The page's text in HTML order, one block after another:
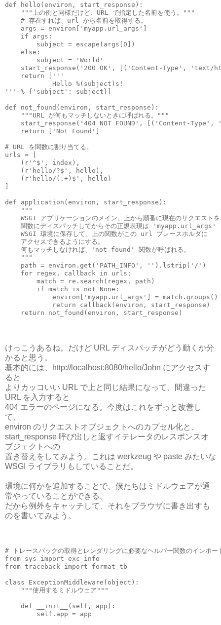
def hello(environ, start_response):
    """上の例と同様だけど、URL で指定した名前を使う。"""
    # 存在すれば、url から名前を取得する。
    args = environ['myapp.url_args']
    if args:
        subject = escape(args[0])
    else:
        subject = 'World'
start_response('200 OK', [('Content-Type', 'text/
    return ['''
            Hello %(subject)s!
''' % {'subject': subject}]
def not_found(environ, start_response):
    """URL が何もマッチしないときに呼ばれる。"""
start_response('404 NOT FOUND', [('Content-Type',
    return ['Not Found']
# URL を関数に割り当てる。
urls = [
    (r'^$', index),
    (r'hello/?$', hello),
    (r'hello/(.+)$', hello)
def application(environ, start_response):
    """
    WSGI アプリケーションのメイン。上から順番に現在のリクエストを
関数にディスパッチしてからその正規表現は 'myapp.url_args'
    WSGI 環境に保存して、上の関数がこの url プレースホルダに
    アクセスできるようにする。
    何もマッチしなければ、'not_found' 関数が呼ばれる。
    """
    path = environ.get('PATH_INFO', '').lstrip('/')
    for regex, callback in urls:
        match = re.search(regex, path)
        if match is not None:
            environ['myapp.url_args'] = match.groups()
            return callback(environ, start_response)
けっこうあるね。だけど URL ディスパッチがどう動くか分
かると思う。
基本的には、http://localhost:8080/hello/John にアクセスす
ると
よりカッコいい URL で上と同じ結果になって、間違った
URL を入力すると
404 エラーのページになる。今度はこれをずっと改善し
て、
environ のリクエストオブジェクトへのカプセル化と、
start_response 呼び出しと返すイテレータのレスポンスオ
ブジェクトへの
置き替えをしてみよう。これは werkzeug や paste みたいな
WSGI ライブラリもしていることだ。
環境に何かを追加することで、僕たちはミドルウェアが通
常やっていることができる。
だから例外をキャッチして、それをブラウザに書き出すも
のを書いてみよう。
# トレースバックの取得とレンダリングに必要なヘルパー関数のインポー
from sys import exc_info
from traceback import format_tb
class ExceptionMiddleware(object):
    """使用するミドルウェア"""
    def __init__(self, app):
        self.app = app